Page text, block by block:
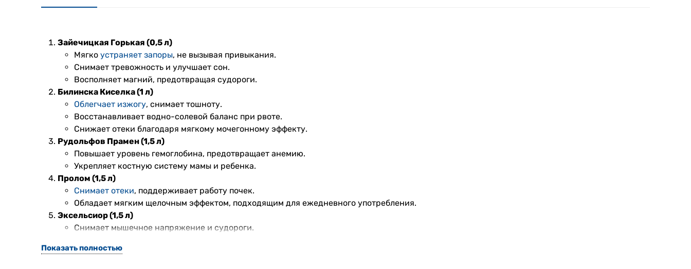
Зайечицкая Горькая (0,5 л)
Мягко устраняет запоры, не вызывая привыкания.
Снимает тревожность и улучшает сон.
Восполняет магний, предотвращая судороги.
Билинска Киселка (1 л)
Облегчает изжогу, снимает тошноту.
Восстанавливает водно-солевой баланс при рвоте.
Снижает отеки благодаря мягкому мочегонному эффекту.
Рудольфов Прамен (1,5 л)
Повышает уровень гемоглобина, предотвращает анемию.
Укрепляет костную систему мамы и ребенка.
Пролом (1,5 л)
Снимает отеки, поддерживает работу почек.
Обладает мягким щелочным эффектом, подходящим для ежедневного употребления.
Эксельсиор (1,5 л)
Снимает мышечное напряжение и судороги.
Винцентка (1 л)
Показать полностью